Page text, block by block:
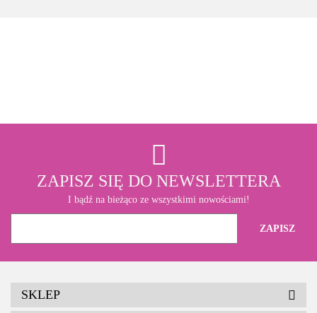
ZAPISZ SIĘ DO NEWSLETTERA
I bądź na bieżąco ze wszystkimi nowościami!
SKLEP